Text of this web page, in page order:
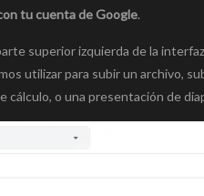
tu cuenta de Google.
superior izquierda de la
utilizar para subir un archivo,
cálculo, o una presentación de